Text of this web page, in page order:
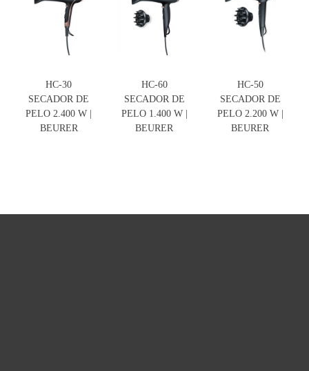
HC-30
SECADOR DE
PELO 2.400 W |
BEURER
HC-60
SECADOR DE
PELO 1.400 W |
BEURER
HC-50
SECADOR DE
PELO 2.200 W |
BEURER